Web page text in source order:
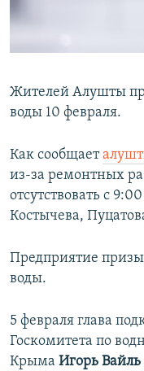
УКРАИНСКАЯ
ПРИСОЕДИНЯЙТЕСЬ!
Все сайты RFE/RL
Жителей Алушты
воды 10 февраля.
Как сообщает
из-за ремонтных
отсутствовать с
Костычева,
Предприятие
воды.
5 февраля глава
Госкомитета по
Крыма Игорь Вайль